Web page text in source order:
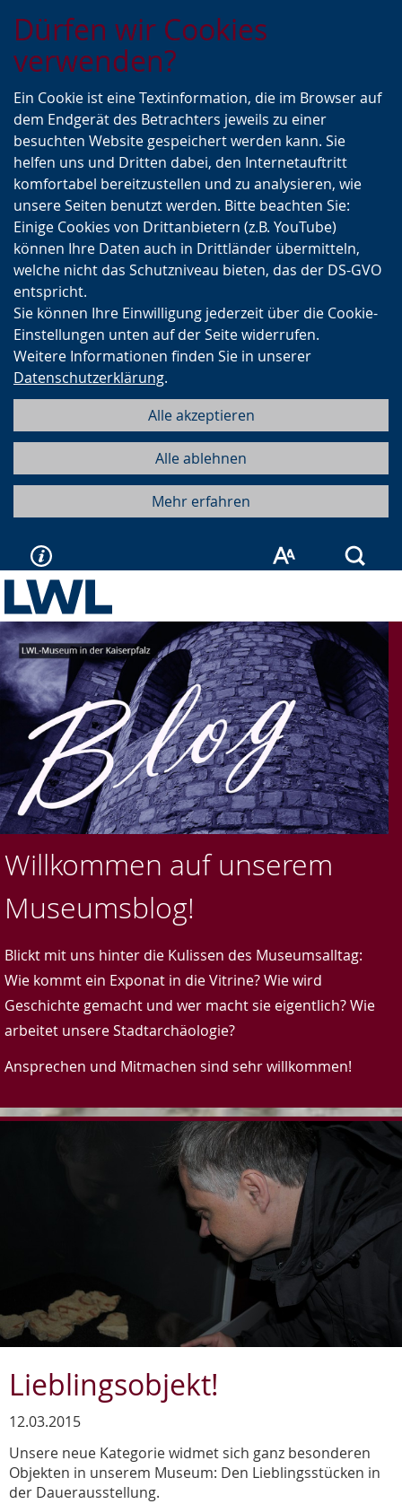
Zur
Hauptnavigation
Zur
Seitennavigation
Zum
Inhalt
Dürfen wir Cookies
verwenden?
Ein Cookie ist eine Textinformation, die im Browser auf
dem Endgerät des Betrachters jeweils zu einer
besuchten Website gespeichert werden kann. Sie
helfen uns und Dritten dabei, den Internetauftritt
komfortabel bereitzustellen und zu analysieren, wie
unsere Seiten benutzt werden. Bitte beachten Sie:
Einige Cookies von Drittanbietern (z.B. YouTube)
können Ihre Daten auch in Drittländer übermitteln,
welche nicht das Schutzniveau bieten, das der DS-GVO
entspricht.
Sie können Ihre Einwilligung jederzeit über die Cookie-
Einstellungen unten auf der Seite widerrufen.
Weitere Informationen finden Sie in unserer
Datenschutzerklärung.
Alle akzeptieren
Alle ablehnen
Mehr erfahren
Willkommen auf unserem
Museumsblog!
Blickt mit uns hinter die Kulissen des Museumsalltag:
Wie kommt ein Exponat in die Vitrine? Wie wird
Geschichte gemacht und wer macht sie eigentlich? Wie
arbeitet unsere Stadtarchäologie?
Ansprechen und Mitmachen sind sehr willkommen!
Lieblingsobjekt!
12.03.2015
Unsere neue Kategorie widmet sich ganz besonderen
Objekten in unserem Museum: Den Lieblingsstücken in
der Dauerausstellung.